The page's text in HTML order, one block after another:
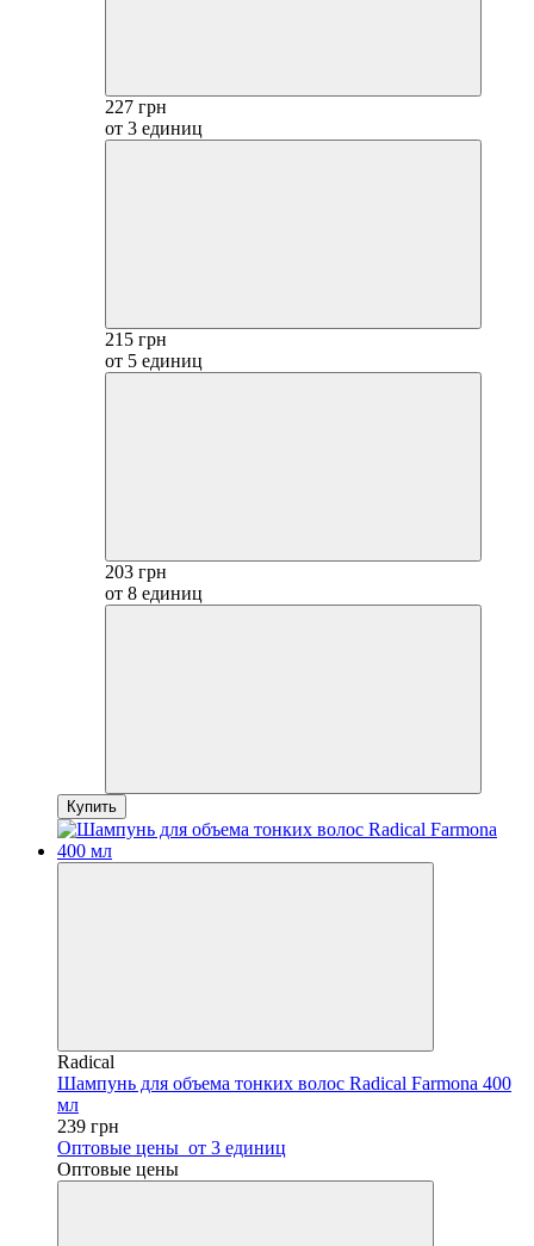
227 грн
от 3 единиц
215 грн
от 5 единиц
203 грн
от 8 единиц
Купить
Radical
Шампунь для объема тонких волос Radical Farmona 400
мл
239 грн
Оптовые цены от 3 единиц
Оптовые цены